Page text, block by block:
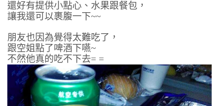
還好有提供小點心、水果跟餐包，
讓我還可以裹腹一下~~
朋友也因為覺得太難吃了，
跟空姐點了啤酒下嚥~
不然他真的吃不下去= =